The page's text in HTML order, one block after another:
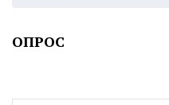
ОПРОС